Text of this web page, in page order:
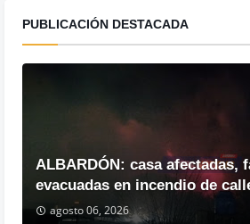
PUBLICACIÓN DESTACADA
ALBARDÓN: casa afectadas,
evacuadas en incendio de
agosto 06, 2026